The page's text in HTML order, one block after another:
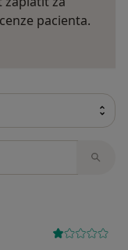
pacienta.